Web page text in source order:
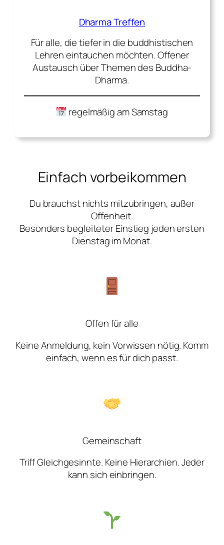
Dharma Treffen
Für alle, die tiefer in die buddhistischen
Lehren eintauchen möchten. Offener
Austausch über Themen des Buddha-
Dharma.
regelmäßig am Samstag
Einfach vorbeikommen
Du brauchst nichts mitzubringen, außer
Offenheit.
Besonders begleiteter Einstieg jeden ersten
Dienstag im Monat.
Offen für alle
Keine Anmeldung, kein Vorwissen nötig. Komm
einfach, wenn es für dich passt.
Gemeinschaft
Triff Gleichgesinnte. Keine Hierarchien. Jeder
kann sich einbringen.